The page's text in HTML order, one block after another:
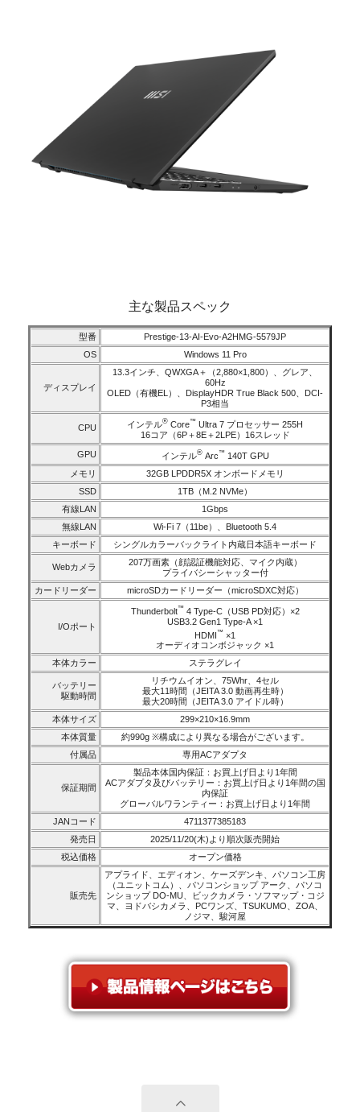
主な製品スペック
型番
Prestige-13-AI-Evo-A2HMG-5579JP
OS
Windows 11 Pro
ディスプレイ
13.3インチ、QWXGA＋（2,880×1,800）、グレア、
60Hz
OLED（有機EL）、DisplayHDR True Black 500、DCI-
P3相当
CPU インテル® Core™ Ultra 7 プロセッサー 255H
16コア（6P＋8E＋2LPE）16スレッド
GPU インテル®Arc™ 140T GPU
メモリ
32GB LPDDR5X オンボードメモリ
SSD
1TB（M.2 NVMe）
有線LAN
1Gbps
無線LAN
Wi-Fi 7（11be）、Bluetooth 5.4
キーボード
シングルカラーバックライト内蔵日本語キーボード
Webカメラ
207万画素（顔認証機能対応、マイク内蔵）
プライバシーシャッター付
カードリーダー
microSDカードリーダー（microSDXC対応）
I/Oポート
Thunderbolt™ 4 Type-C（USB PD対応）×2
USB3.2 Gen1 Type-A ×1
HDMI™ ×1
オーディオコンボジャック ×1
本体カラー
ステラグレイ
バッテリー
駆動時間
リチウムイオン、75Whr、4セル
最大11時間（JEITA 3.0 動画再生時）
最大20時間（JEITA 3.0 アイドル時）
本体サイズ
299×210×16.9mm
本体質量
約990g ※構成により異なる場合がございます。
付属品
専用ACアダプタ
保証期間
製品本体国内保証：お買上げ日より1年間
ACアダプタ及びバッテリー：お買上げ日より1年間の国
内保証
グローバルワランティー：お買上げ日より1年間
JANコード
4711377385183
発売日
2025/11/20(木)より順次販売開始
税込価格
オープン価格
販売先
アプライド、エディオン、ケーズデンキ、パソコン工房
（ユニットコム）、パソコンショップ アーク、パソコ
ンショップ DO-MU、ビックカメラ・ソフマップ・コジ
マ、ヨドバシカメラ、PCワンズ、TSUKUMO、ZOA、
ノジマ、駿河屋